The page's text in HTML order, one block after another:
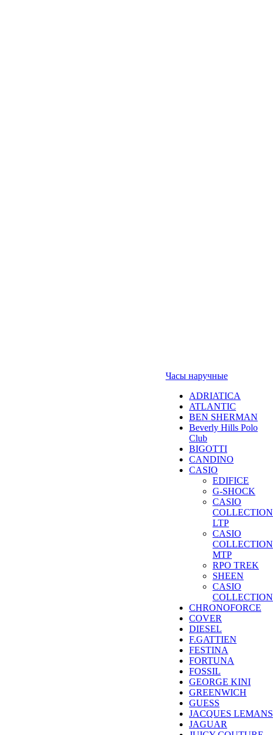
Часы наручные
ADRIATICA
ATLANTIC
BEN SHERMAN
Beverly Hills Polo
Club
BIGOTTI
CANDINO
CASIO
EDIFICE
G-SHOCK
CASIO
COLLECTION
LTP
CASIO
COLLECTION
MTP
RPO TREK
SHEEN
CASIO
COLLECTION
CHRONOFORCE
COVER
DIESEL
F.GATTIEN
FESTINA
FORTUNA
FOSSIL
GEORGE KINI
GREENWICH
GUESS
JACQUES LEMANS
JAGUAR